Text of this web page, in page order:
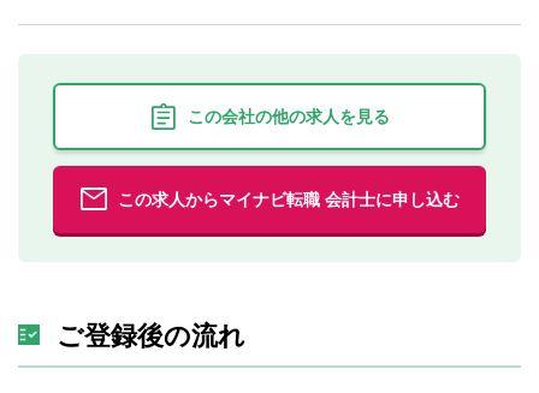
この会社の他の求人を見る
この求人からマイナビ転職 会計士に申し込む
ご登録後の流れ